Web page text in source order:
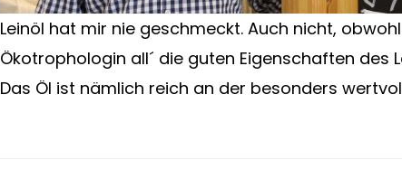
Leinöl hat mir nie geschmeckt. Auch nicht,
Ökotrophologin all´ die guten Eigenschaften des
Das Öl ist nämlich reich an der besonders